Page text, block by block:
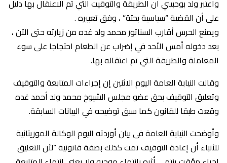
واعتبر ولد بوحبيني أن الطريقة والتوقيت التي تم الاعنقال بها دليل
على أن القضية “سياسية بحتة” ، وفق تعبيره .
ويمنع الحرس أقارب السناتور محمد ولد غده من زيارته حتى الآن ،
بعد دخوله أمس الأحد في إضراب عن الطعام احتجاجا على سوء
المعاملة والطريقة التي تم اعتقاله بها.
وقالت النيابة العامة اليوم الاثنين إن إجراءات المتابعة والتوقيف
وتعليق التوقيف بحق عضو مجلس الشيوخ محمد ولد أحمد غده
وقعت طبقا للقانون كما سبق توضيحه في البيانات السابقة.
وأوضحت النيابة العامة فى بيان أوردته اليوم الوكالة الموريتانية
للأنباء أن إعادة التوقيف تمت كذلك بصفة قانونية “لأن التعليق